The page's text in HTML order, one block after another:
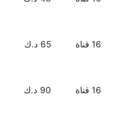
16 قناة 65 د.ك
16 قناة 90 د.ك